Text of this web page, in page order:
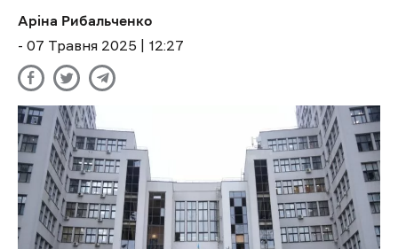
Аріна Рибальченко
- 07 Травня 2025 | 12:27